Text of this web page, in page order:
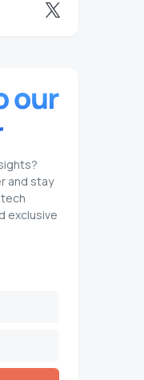
and stay
exclusive